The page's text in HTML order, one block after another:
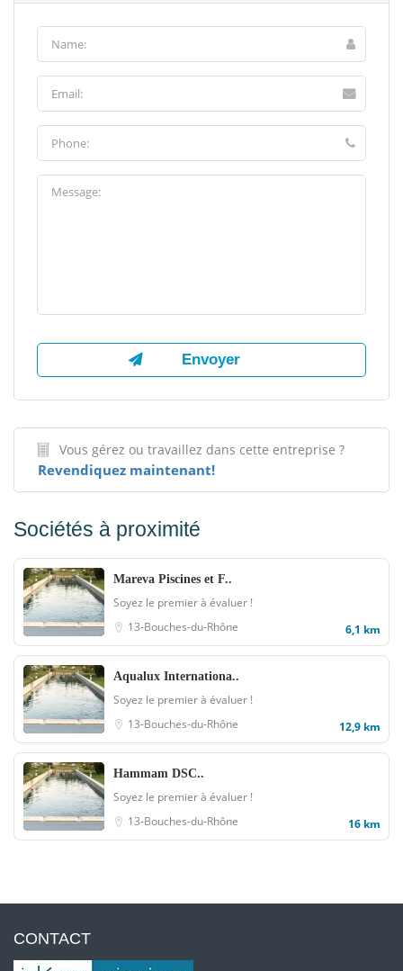
Vous gérez ou travaillez dans cette entreprise ?
Revendiquez maintenant!
Sociétés à proximité
Mareva Piscines et F..
Soyez le premier à évaluer !
13-Bouches-du-Rhône
6,1 km
Aqualux Internationa..
Soyez le premier à évaluer !
13-Bouches-du-Rhône
12,9 km
Hammam DSC..
Soyez le premier à évaluer !
13-Bouches-du-Rhône
16 km
CONTACT